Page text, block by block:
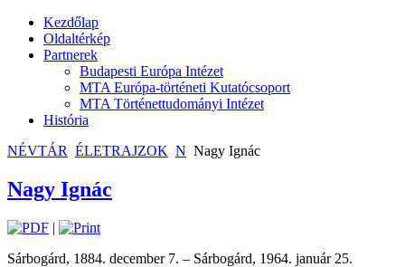
Kezdőlap
Oldaltérkép
Partnerek
Budapesti Európa Intézet
MTA Európa-történeti Kutatócsoport
MTA Történettudományi Intézet
História
NÉVTÁR ÉLETRAJZOK N Nagy Ignác
Nagy Ignác
|
Sárbogárd, 1884. december 7. – Sárbogárd, 1964. január 25.